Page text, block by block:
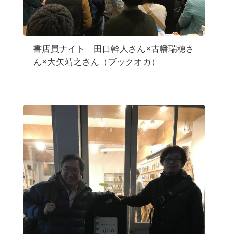
書店員ナイト 田口幹人さん×古幡瑞穂さ
ん×大矢靖之さん（ブックオカ）